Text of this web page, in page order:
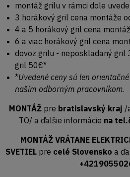
montáž grilu v rámci dole
3 horákový gril cena montáže
4 a 5 horákový gril cena
6 a viac horákový gril cena
dovoz grilu - neposkladaný gril
gril 50€*
*Uvedené ceny sú len
naším odborným pracovníkom.
MONTÁŽ pre bratislavský kraj /
TO/ a ďalšie informácie na
MONTÁŽ VRÁTANE
SVETIEL pre celé Slovensko a